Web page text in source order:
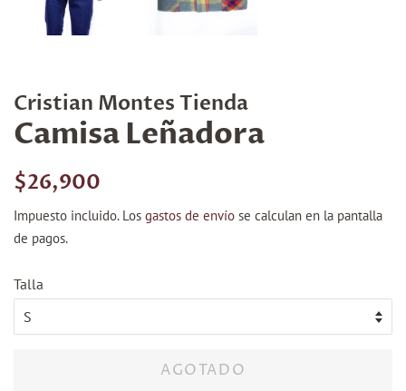
Cristian Montes Tienda
Camisa Leñadora
Precio
$26,900
venta
Impuesto incluido. Los gastos de envío se calculan en la pantalla
de pagos.
Talla
AGOTADO